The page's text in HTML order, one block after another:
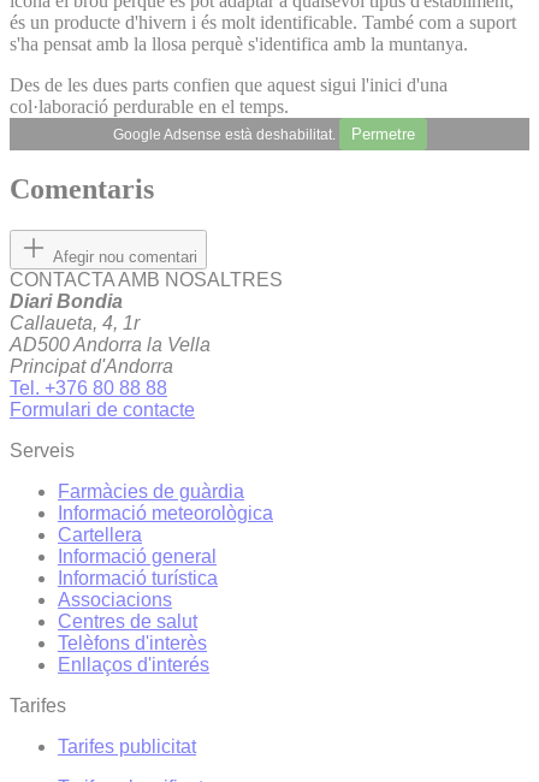
és un producte d'hivern i és molt identificable. També com a suport
s'ha pensat amb la llosa perquè s'identifica amb la muntanya.
Des de les dues parts confien que aquest sigui l'inici d'una
col·laboració perdurable en el temps.
Google Adsense està deshabilitat. Permetre
Comentaris
Afegir nou comentari
CONTACTA AMB NOSALTRES
Diari Bondia
Callaueta, 4, 1r
AD500 Andorra la Vella
Principat d'Andorra
Tel. +376 80 88 88
Formulari de contacte
Serveis
Farmàcies de guàrdia
Informació meteorològica
Cartellera
Informació general
Informació turística
Associacions
Centres de salut
Telèfons d'interès
Enllaços d'interés
Tarifes
Tarifes publicitat